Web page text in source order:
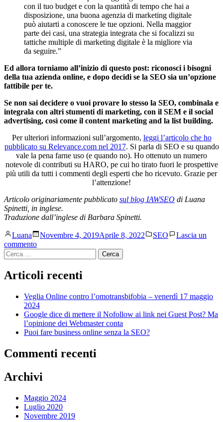
con il tuo budget e con la quantità di tempo che hai a
disposizione, una buona agenzia di marketing digitale
può aiutarti a conoscere le tue opzioni. Nella maggior
parte dei casi, una strategia integrata che si focalizzi su
tattiche multiple di marketing digitale è la migliore via
da seguire.”
Ed allora torniamo all’inizio di questo post: riconosci i bisogni
della tua azienda online, e dopo decidi se la SEO sia un’opzione
fattibile per te.
Se non sai decidere o vuoi provare lo stesso la SEO, combinala e
integrala con altri stumenti di marketing, con il SEM e il social
advertising, così come il content marketing and la list building.
Per ulteriori informazioni sull’argomento, leggi l’articolo che ho
pubblicato su Relevance.com nel 2017. Si parla di SEO e su quando
vale la pena farne uso (e quando no). Ho ottenuto un numero
notevole di contributi su HARO, pe cui ho tirato fuori le prospettive
più utili da tutti i commenti degli esperti che ho ricevuto. Grazie per
l’attenzione!
Articolo originariamente pubblicato sul blog IAWSEO di Luana
Spinetti, in inglese.
Traduzione dall’inglese di Barbara Spinetti.
Pubblicato
da
Luana Novembre 4, 2019Aprile 8, 2022
Pubblicato
SEO
Lascia un
commentosu
fare
business
online
la
SEO?
Ricerca
per:
Articoli recenti
Veglia Online contro l’omotransbifobia – venerdì 17 maggio
2024
Google dice di mettere il Nofollow ai link nei Guest Post? Ma
l’opinione dei Webmaster conta
Puoi fare business online senza la SEO?
Commenti recenti
Archivi
Maggio 2024
Luglio 2020
Novembre 2019